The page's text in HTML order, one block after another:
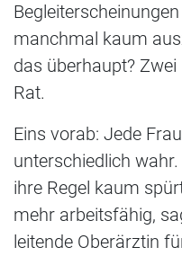
manchmal kaum
das überhaupt?
Rat.
Eins vorab: Jede
unterschiedlich
ihre Regel kaum
mehr arbeitsfähig,
leitende Oberärztin